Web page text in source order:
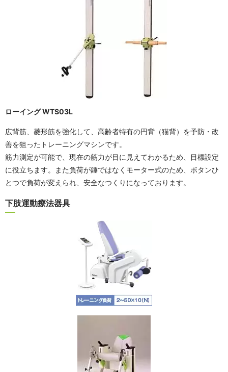
ローイング WTS03L
広背筋、菱形筋を強化して、高齢者特有の円背（猫背）を予防・改
善を狙ったトレーニングマシンです。
筋力測定が可能で、現在の筋力が目に見えてわかるため、目標設定
に役立ちます。また負荷が錘ではなくモーター式のため、ボタンひ
とつで負荷が変えられ、安全なつくりになっております。
下肢運動療法器具